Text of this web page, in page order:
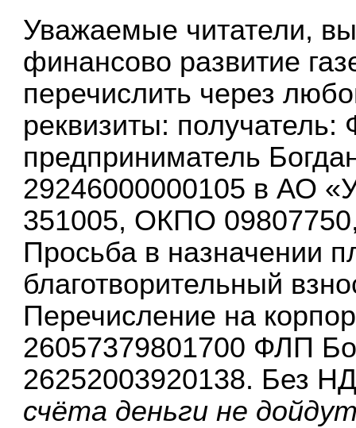
Уважаемые читатели,
финансово развитие
перечислить через
реквизиты: получатель:
предприниматель
29246000000105 в АО
351005, ОКПО
Просьба в назначении
благотворительный
Перечисление на
26057379801700 ФЛП
26252003920138. Без
счёта деньги не